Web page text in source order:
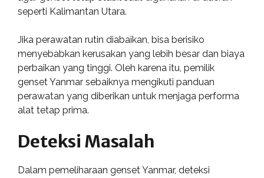
seperti Kalimantan Utara.
Jika perawatan rutin diabaikan, bisa berisiko
menyebabkan kerusakan yang lebih besar dan biaya
perbaikan yang tinggi. Oleh karena itu, pemilik
genset Yanmar sebaiknya mengikuti panduan
perawatan yang diberikan untuk menjaga performa
alat tetap prima.
Deteksi Masalah
Dalam pemeliharaan genset Yanmar, deteksi